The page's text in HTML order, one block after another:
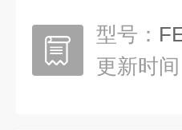
型号：
更新时间